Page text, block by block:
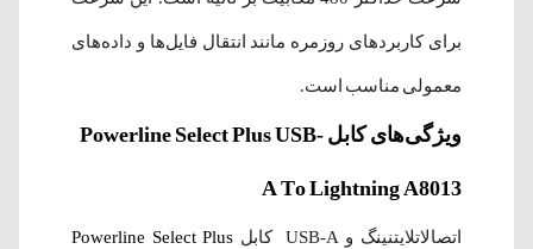
برای کاربردهای روزمره مانند انتقال فایل‌ها و داده‌های
معمولی مناسب است.
ویژگی‌های کابل Powerline Select Plus USB-
A To Lightning A8013
اتصالاتلایتنینگ و USB-A کابل Powerline Select Plus